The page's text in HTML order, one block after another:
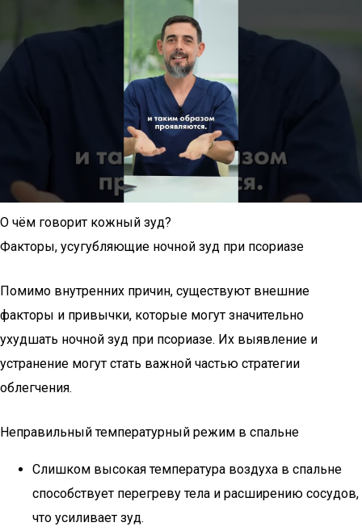
О чём говорит кожный зуд?
Факторы, усугубляющие ночной зуд при псориазе
Помимо внутренних причин, существуют внешние
факторы и привычки, которые могут значительно
ухудшать ночной зуд при псориазе. Их выявление и
устранение могут стать важной частью стратегии
облегчения.
Неправильный температурный режим в спальне
Слишком высокая температура воздуха в спальне
способствует перегреву тела и расширению сосудов,
что усиливает зуд.